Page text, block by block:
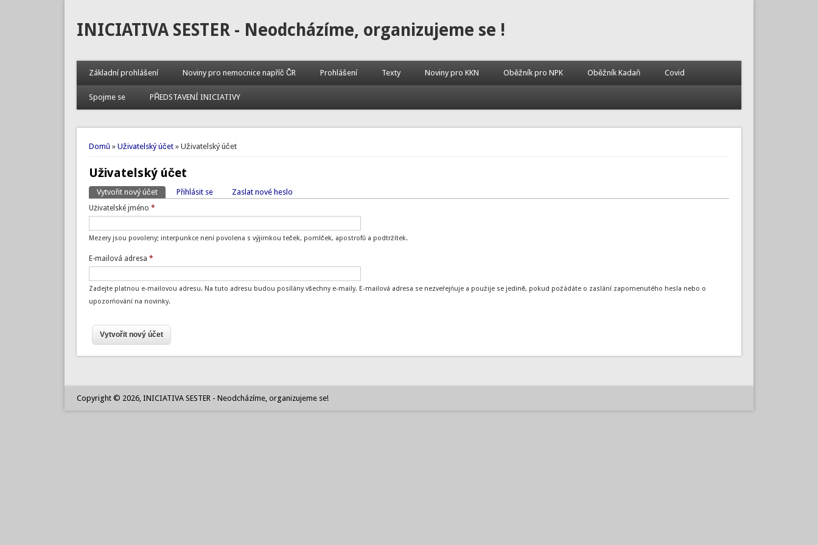
INICIATIVA SESTER - Neodcházíme, organizujeme se !
Základní prohlášení Noviny pro nemocnice napříč ČR Prohlášení Texty Noviny pro KKN Oběžník pro NPK Oběžník Kadaň Covid
Spojme se PŘEDSTAVENÍ INICIATIVY
Jste zde
Domů» Uživatelský účet» Uživatelský účet
Uživatelský účet
Hlavní záložky
Vytvořit nový účet(aktivní záložka)
Přihlásit se Zaslat nové heslo
Uživatelské jméno *
Mezery jsou povoleny; interpunkce není povolena s výjimkou teček, pomlček, apostrofů a podtržítek.
E-mailová adresa *
Zadejte platnou e-mailovou adresu. Na tuto adresu budou posílány všechny e-maily. E-mailová adresa se nezveřejňuje a použije se jedině, pokud požádáte o zaslání zapomenutého hesla nebo o
upozorňování na novinky.
Copyright © 2026, INICIATIVA SESTER - Neodcházíme, organizujeme se!